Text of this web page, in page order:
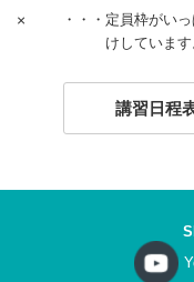
×
・・・定員枠がい
けしています
講習日程